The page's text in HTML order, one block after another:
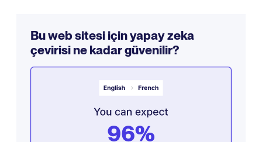
Bu web sitesi için yapay zeka
çevirisi ne kadar güvenilir?